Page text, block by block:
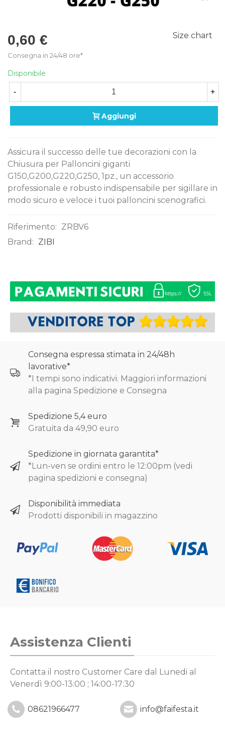
0,60 €
Consegna in 24/48 ore*
Size chart
Disponibile
- +
Aggiungi
Assicura il successo delle tue decorazioni con la
Chiusura per Palloncini giganti
G150,G200,G220,G250, 1pz., un accessorio
professionale e robusto indispensabile per sigillare in
modo sicuro e veloce i tuoi palloncini scenografici.
Riferimento: ZRBV6
Brand: ZIBI
Consegna espressa stimata in 24/48h
lavorative*
*I tempi sono indicativi. Maggiori informazioni
alla pagina Spedizione e Consegna
Spedizione 5,4 euro
Gratuita da 49,90 euro
Spedizione in giornata garantita*
*Lun-ven se ordini entro le 12:00pm (vedi
pagina spedizioni e consegna)
Disponibilità immediata
Prodotti disponibili in magazzino
Assistenza Clienti
Contatta il nostro Customer Care dal Lunedi al
Venerdì 9:00-13:00 ; 14:00-17:30
08621966477 info@faifesta.it